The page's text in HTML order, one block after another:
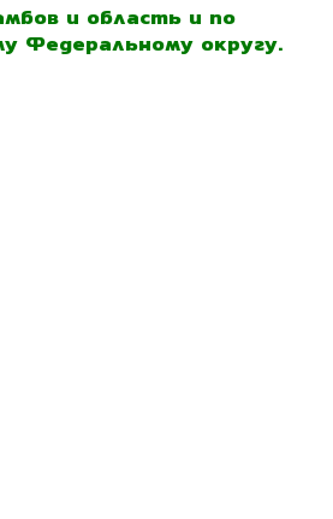
и область и по
Федеральному округу.